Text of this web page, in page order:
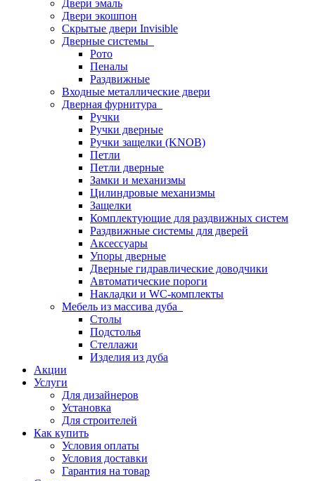
Двери эмаль
Двери экошпон
Скрытые двери Invisible
Дверные системы
Рото
Пеналы
Раздвижные
Входные металлические двери
Дверная фурнитура
Ручки
Ручки дверные
Ручки защелки (KNOB)
Петли
Петли дверные
Замки и механизмы
Цилиндровые механизмы
Защелки
Комплектующие для раздвижных систем
Раздвижные системы для дверей
Аксессуары
Упоры дверные
Дверные гидравлические доводчики
Автоматические пороги
Накладки и WC-комплекты
Мебель из массива дуба
Столы
Подстолья
Стеллажи
Изделия из дуба
Акции
Услуги
Для дизайнеров
Установка
Для строителей
Как купить
Условия оплаты
Условия доставки
Гарантия на товар